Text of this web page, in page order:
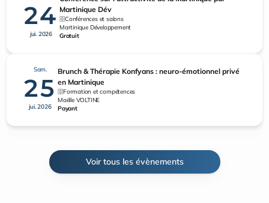
Voir tous les évènements
24
jui. 2026
Martinique Dév
Conférences et salons
Martinique Développement
Gratuit
Sam.
25
jui. 2026
Brunch & Thérapie Konfyans : neuro-émotionnel privé
en Martinique
Formation et compétences
Maëlle VOLTINE
Payant